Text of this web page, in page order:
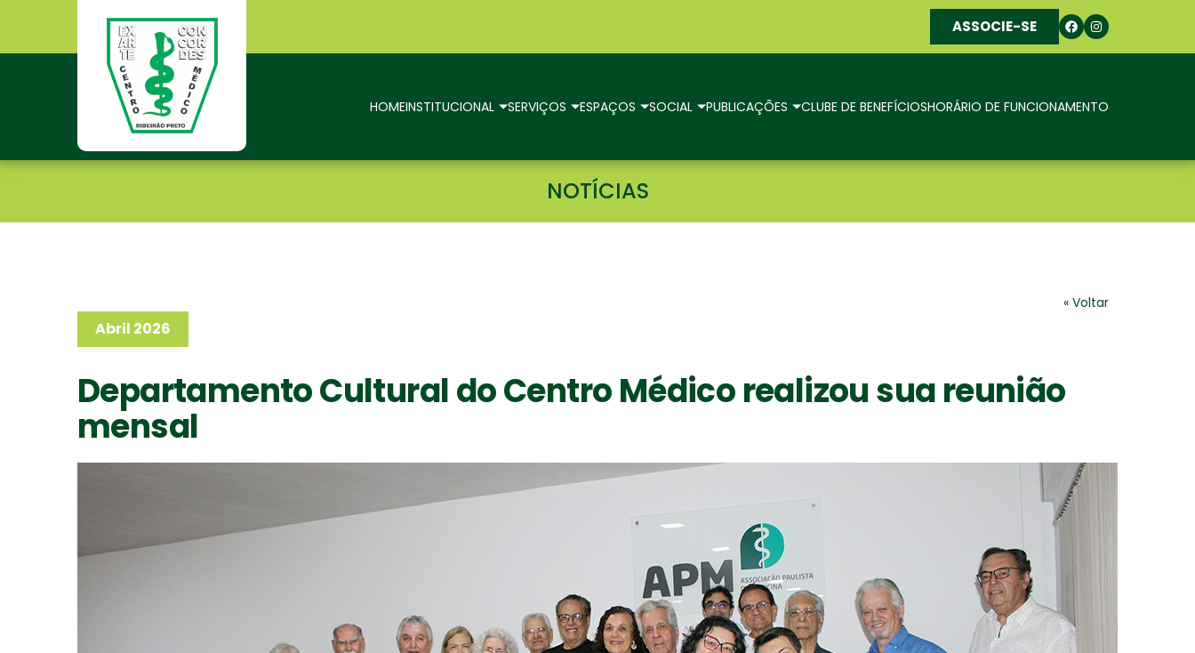
ASSOCIE-SE
HOMEINSTITUCIONAL SERVIÇOS ESPAÇOS SOCIAL PUBLICAÇÕES CLUBE DE BENEFÍCIOSHORÁRIO DE FUNCIONAMENTO
NOTÍCIAS
« Voltar
Abril 2026
Departamento Cultural do Centro Médico realizou sua reunião
mensal